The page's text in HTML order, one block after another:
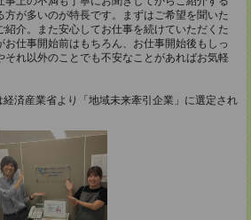
が多いのが特長です。まずはご希望を聞いた
紹介。また安心してお仕事を続けていただくた
仕事開始前はもちろん、お仕事開始後もしっ
れ以外のことでも不安なことがあればお気軽
済産業省より「地域未来牽引企業」に選定され